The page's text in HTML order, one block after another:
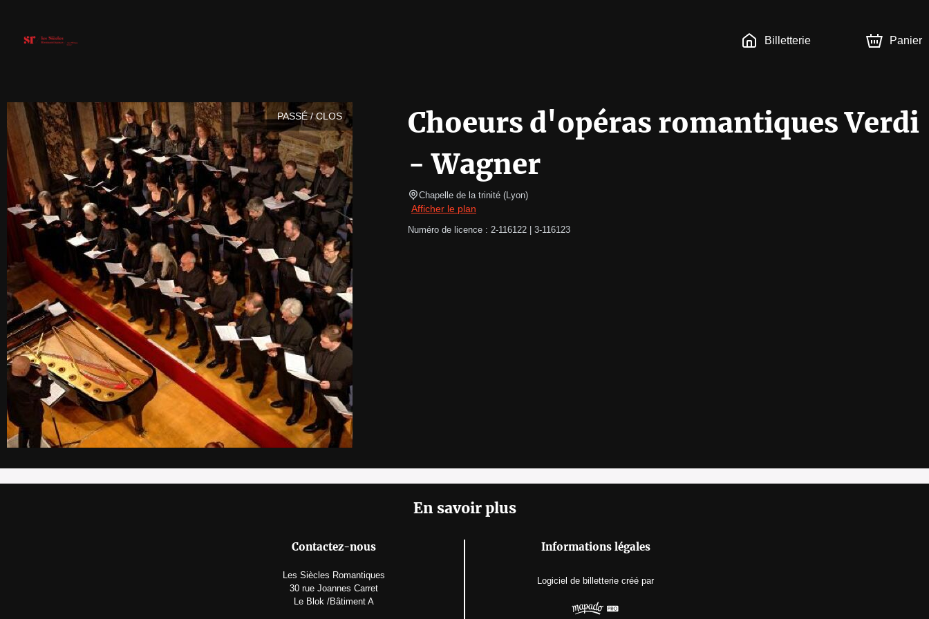
Billetterie Panier
PASSÉ / CLOS
Choeurs d'opéras romantiques Verdi
- Wagner
Chapelle de la trinité (Lyon)
Afficher le plan
Numéro de licence : 2-116122 | 3-116123
En savoir plus
Contactez-nous
Les Siècles Romantiques
30 rue Joannes Carret
Le Blok /Bâtiment A
Informations légales
Logiciel de billetterie créé par